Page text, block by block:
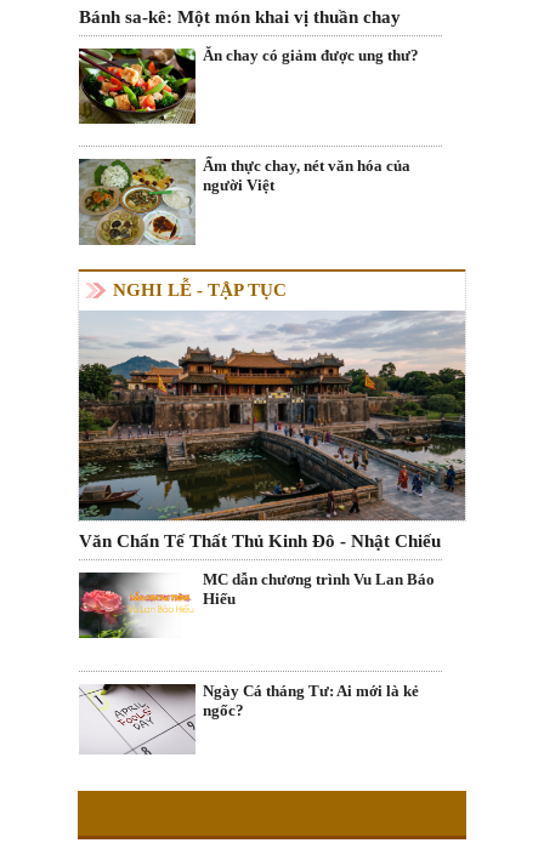
Bánh sa-kê: Một món khai vị thuần chay
Ăn chay có giảm được ung thư?
Ẩm thực chay, nét văn hóa của
người Việt
NGHI LỄ - TẬP TỤC
Văn Chẩn Tế Thất Thủ Kinh Đô - Nhật Chiếu
MC dẫn chương trình Vu Lan Báo
Hiếu
Ngày Cá tháng Tư: Ai mới là kẻ
ngốc?